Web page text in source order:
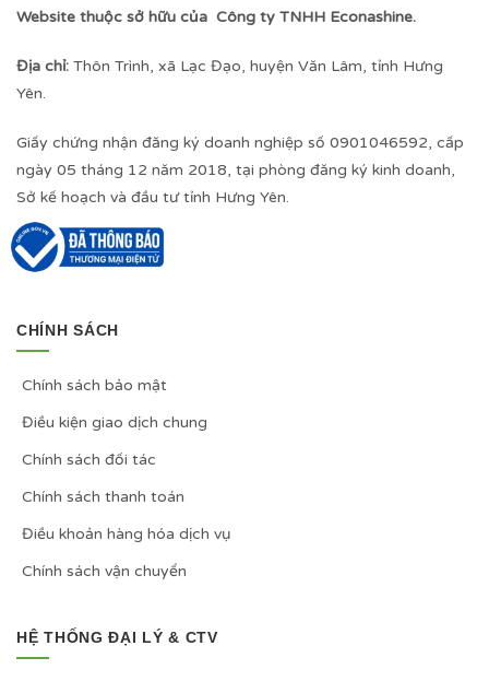
Website thuộc sở hữu của Công ty TNHH Econashine.
Địa chỉ: Thôn Trình, xã Lạc Đạo, huyện Văn Lâm, tỉnh Hưng
Yên.
Giấy chứng nhận đăng ký doanh nghiệp số 0901046592, cấp
ngày 05 tháng 12 năm 2018, tại phòng đăng ký kinh doanh,
Sở kế hoạch và đầu tư tỉnh Hưng Yên.
CHÍNH SÁCH
Chính sách bảo mật
Điều kiện giao dịch chung
Chính sách đối tác
Chính sách thanh toán
Điều khoản hàng hóa dịch vụ
Chính sách vận chuyển
HỆ THỐNG ĐẠI LÝ & CTV